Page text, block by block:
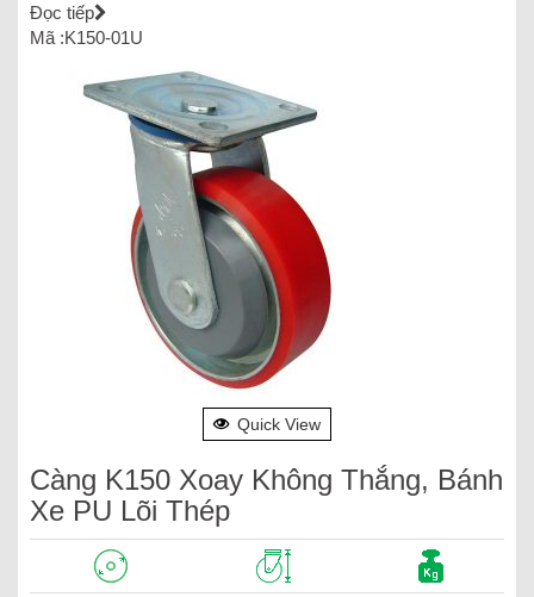
Đọc tiếp
Mã :K150-01U
Quick View
Càng K150 Xoay Không Thắng, Bánh
Xe PU Lõi Thép